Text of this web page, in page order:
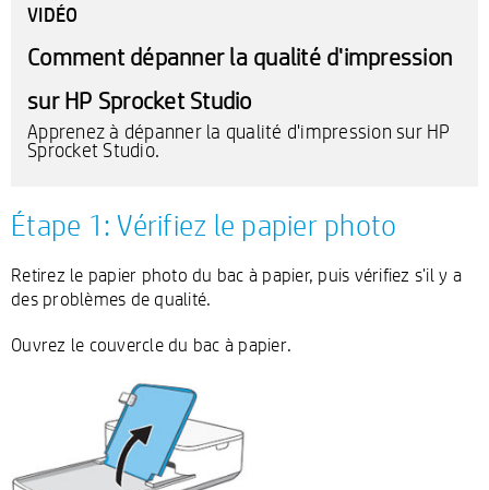
VIDÉO
Comment dépanner la qualité d'impression
sur HP Sprocket Studio
Apprenez à dépanner la qualité d'impression sur HP
Sprocket Studio.
Étape 1: Vérifiez le papier photo
Retirez le papier photo du bac à papier, puis vérifiez s'il y a
des problèmes de qualité.
Ouvrez le couvercle du bac à papier.